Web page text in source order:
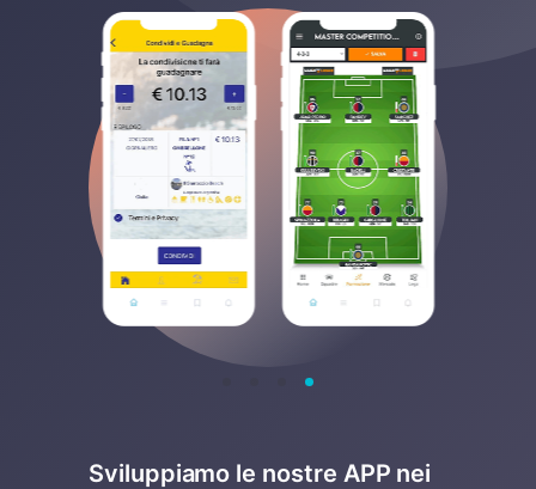
Sviluppiamo le nostre APP nei